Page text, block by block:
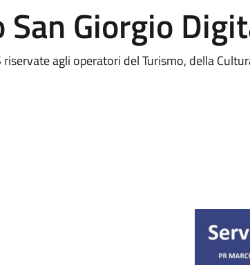
San Giorgio
agli operatori del Turismo, della